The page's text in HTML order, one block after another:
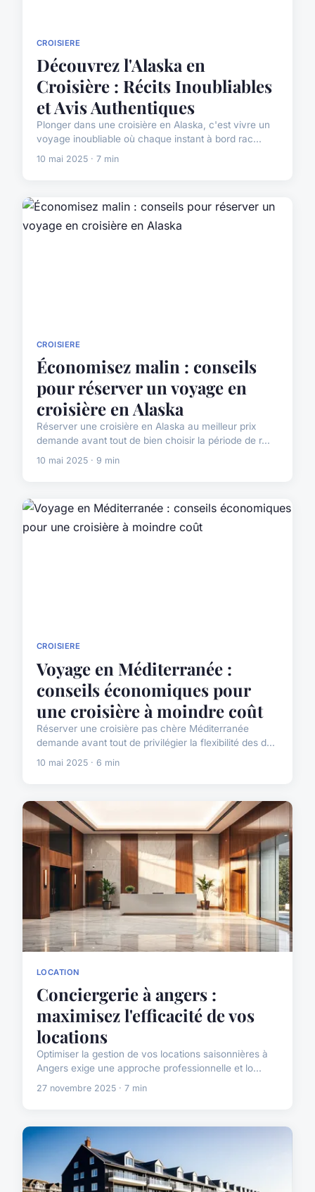
CROISIERE
Découvrez l'Alaska en
Croisière : Récits Inoubliables
et Avis Authentiques
Plonger dans une croisière en Alaska, c'est vivre un
voyage inoubliable où chaque instant à bord rac...
10 mai 2025 · 7 min
CROISIERE
Économisez malin : conseils
pour réserver un voyage en
croisière en Alaska
Réserver une croisière en Alaska au meilleur prix
demande avant tout de bien choisir la période de r...
10 mai 2025 · 9 min
CROISIERE
Voyage en Méditerranée :
conseils économiques pour
une croisière à moindre coût
Réserver une croisière pas chère Méditerranée
demande avant tout de privilégier la flexibilité des d...
10 mai 2025 · 6 min
LOCATION
Conciergerie à angers :
maximisez l'efficacité de vos
locations
Optimiser la gestion de vos locations saisonnières à
Angers exige une approche professionnelle et lo...
27 novembre 2025 · 7 min